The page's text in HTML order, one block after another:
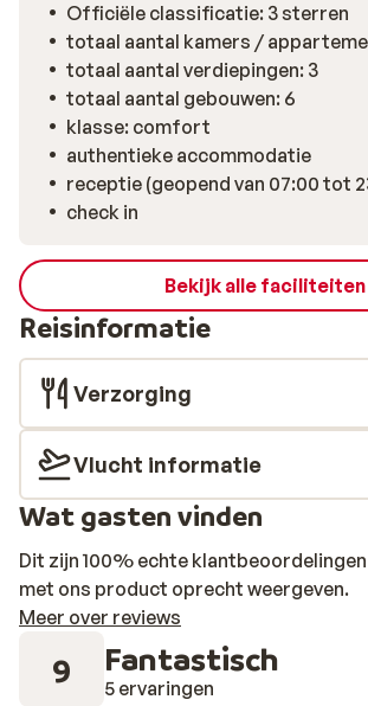
Officiële classificatie: 3 sterren
totaal aantal kamers /
totaal aantal verdiepingen: 3
totaal aantal gebouwen: 6
klasse: comfort
authentieke accommodatie
receptie (geopend van 07:00 tot
check in
Bekijk alle faciliteiten
Reisinformatie
Verzorging
Vlucht informatie
Wat gasten vinden
Dit zijn 100% echte
met ons product oprecht weergeven.
Meer over reviews
9 Fantastisch
5 ervaringen